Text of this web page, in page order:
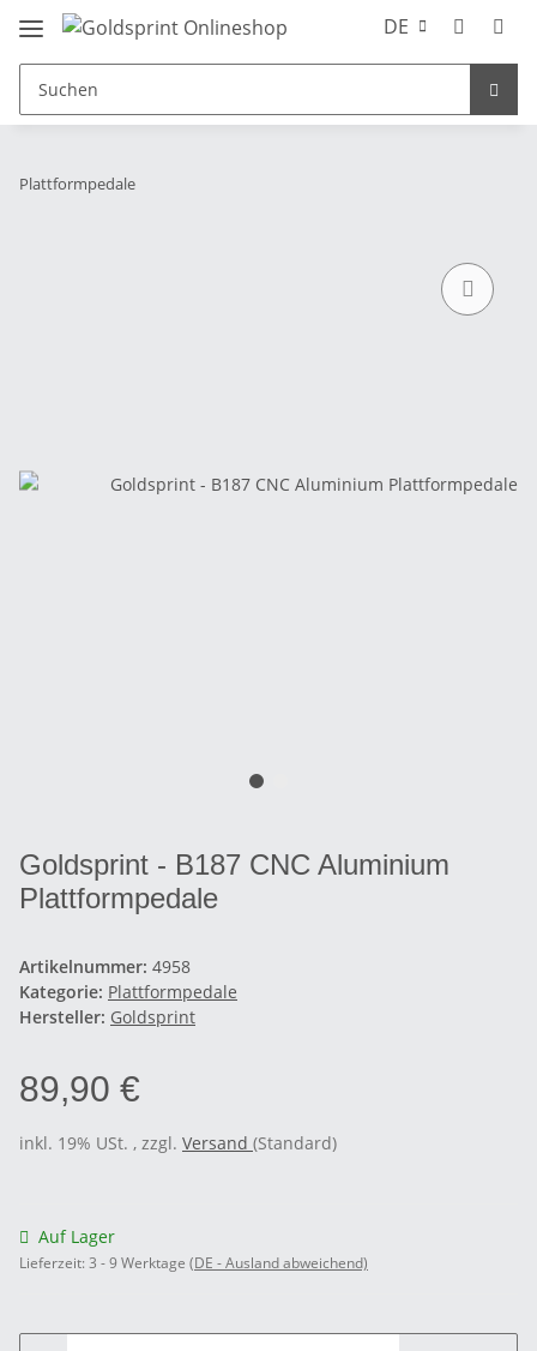
DE
Plattformpedale
Goldsprint - B187 CNC Aluminium
Plattformpedale
Artikelnummer: 4958
Kategorie: Plattformpedale
Hersteller: Goldsprint
89,90 €
inkl. 19% USt. , zzgl. Versand (Standard)
Auf Lager
Lieferzeit: 3 - 9 Werktage (DE - Ausland abweichend)